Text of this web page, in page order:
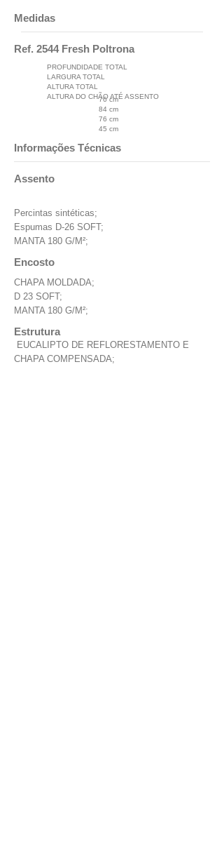
Medidas
Ref. 2544 Fresh Poltrona
PROFUNDIDADE TOTAL
LARGURA TOTAL
ALTURA TOTAL
ALTURA DO CHÃO ATÉ ASSENTO
76 cm
84 cm
76 cm
45 cm
Informações Técnicas
Assento
Percintas sintéticas;
Espumas D-26 SOFT;
MANTA 180 G/M²;
Encosto
CHAPA MOLDADA;
D 23 SOFT;
MANTA 180 G/M²;
Estrutura
EUCALIPTO DE REFLORESTAMENTO E
CHAPA COMPENSADA;